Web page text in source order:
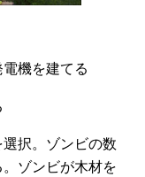
機を建てる
択。ゾンビの数
ゾンビが木材を